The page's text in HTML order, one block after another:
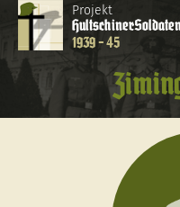
Projekt
Hultschiner
1939 - 45